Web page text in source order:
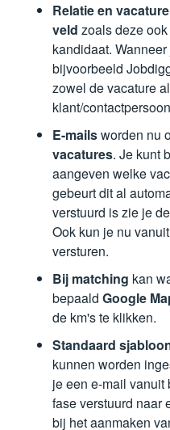
Relatie en vacature
veld zoals deze
kandidaat.
bijvoorbeeld
zowel de vacature
klant/
E-mailsworden nu
vacatures. Je kunt
aangeven welke
gebeurt dit al
verstuurd is zie je
Ook kun je nu
versturen.
Bij matching kan
bepaald Google
de km's te klikken.
Standaard
kunnen worden
je een e-mail
fase verstuurd naar
bij het aanmaken